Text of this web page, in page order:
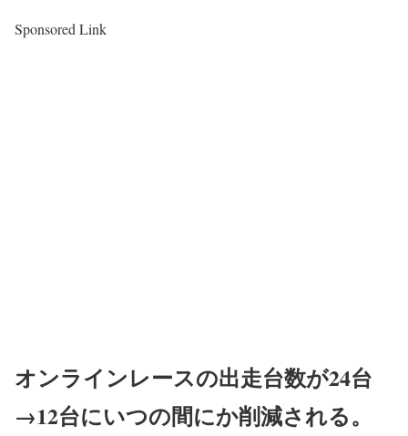
Sponsored Link
オンラインレースの出走台数が24台
→12台にいつの間にか削減される。